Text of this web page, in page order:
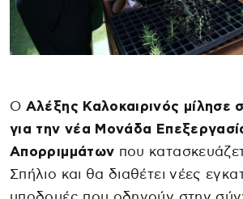
Ο Αλέξης Καλοκαιρινός μίλησε
για την νέα Μονάδα
Απορριμμάτων που
Σπήλιο και θα διαθέτει νέες